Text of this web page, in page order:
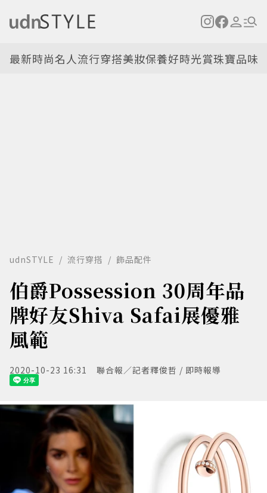
最新時尚名人流行穿搭美妝保養好時光賞珠寶品味
udnSTYLE 流行穿搭 飾品配件
伯爵Possession 30周年品
牌好友Shiva Safai展優雅
風範
2020-10-23 16:31 聯合報／記者釋俊哲 / 即時報導